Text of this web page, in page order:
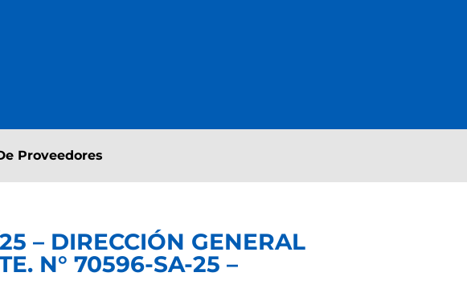
Proveedores
– DIRECCIÓN GENERAL
N° 70596-SA-25 –